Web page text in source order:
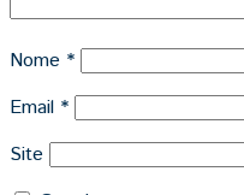
Nome *
Email *
Site